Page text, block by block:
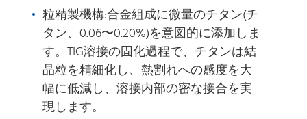
粒精製機構:合金組成に微量のチタン(チ
タン、0.06〜0.20%)を意図的に添加しま
す。TIG溶接の固化過程で、チタンは結
晶粒を精細化し、熱割れへの感度を大
幅に低減し、溶接内部の密な接合を実
現します。